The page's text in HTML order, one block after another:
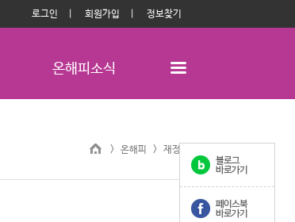
로그인 회원가입 정보찾기
온해피소식
> 온해피 > 재정보고